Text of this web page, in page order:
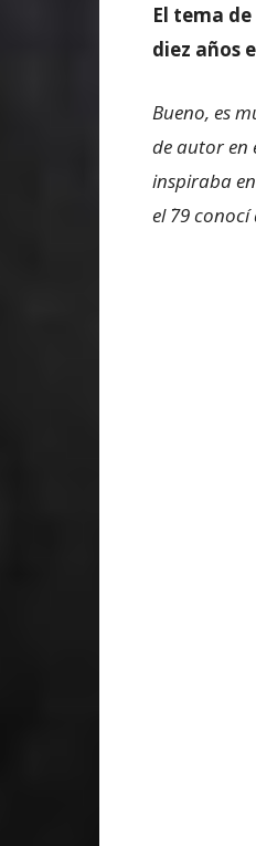
El tema
diez años
Bueno, es
de autor en
inspiraba
el ´79